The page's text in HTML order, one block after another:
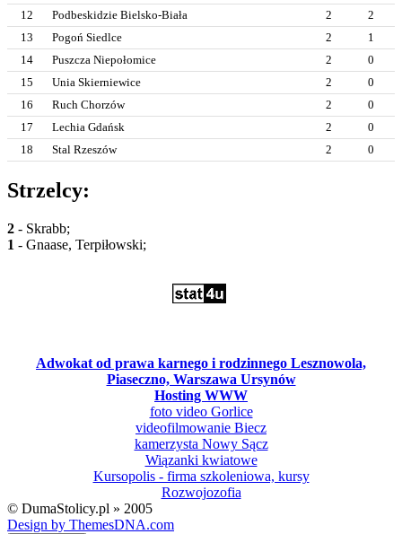
12 Podbeskidzie Bielsko-Biała 2
2
13
Pogoń Siedlce 2
1
14
Puszcza Niepołomice 2
0
15
Unia Skierniewice 2
0
16
Ruch Chorzów 2
0
17
Lechia Gdańsk 2
0
18
Stal Rzeszów 2 0
Strzelcy:
2 - Skrabb;
1 - Gnaase, Terpiłowski;
Adwokat od prawa karnego i rodzinnego Lesznowola,
Piaseczno, Warszawa Ursynów
Hosting WWW
foto video Gorlice
videofilmowanie Biecz
kamerzysta Nowy Sącz
Wiązanki kwiatowe
Kursopolis - firma szkoleniowa, kursy
Rozwojozofia
© DumaStolicy.pl » 2005
Design by ThemesDNA.com